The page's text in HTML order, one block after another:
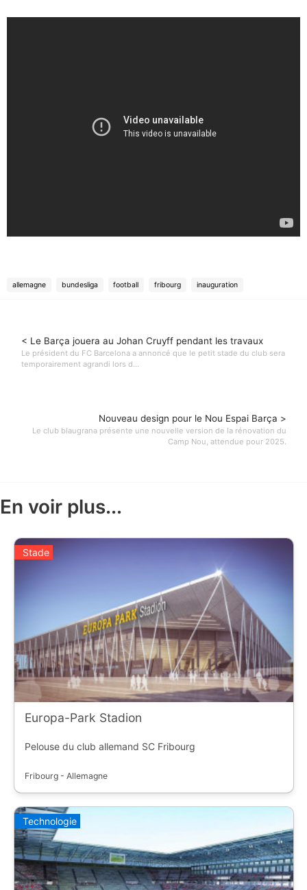
allemagne bundesliga football fribourg inauguration
< Le Barça jouera au Johan Cruyff pendant les travaux
Le président du FC Barcelona a annoncé que le petit stade du club sera
temporairement agrandi lors d...
Nouveau design pour le Nou Espai Barça >
Le club blaugrana présente une nouvelle version de la rénovation du
Camp Nou, attendue pour 2025.
En voir plus...
Stade
Europa-Park Stadion
Pelouse du club allemand SC Fribourg
Fribourg - Allemagne
Technologie